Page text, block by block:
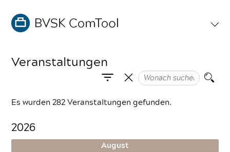
Veranstaltungen
Es wurden 282 Veranstaltungen gefunden.
2026
August